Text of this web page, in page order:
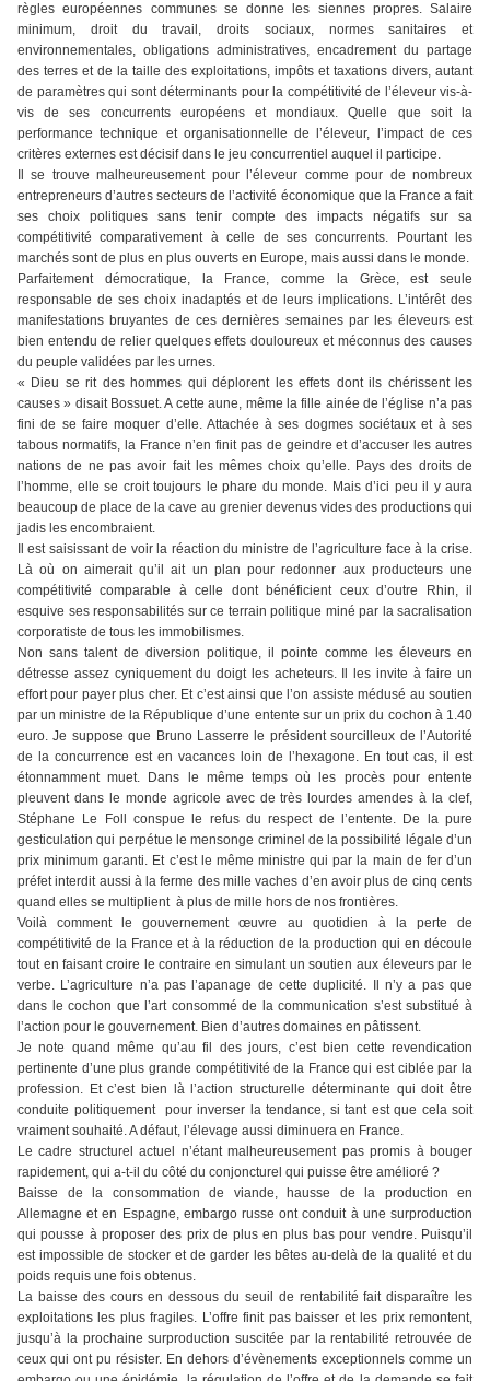
règles européennes communes se donne les siennes propres. Salaire
minimum, droit du travail, droits sociaux, normes sanitaires et
environnementales, obligations administratives, encadrement du partage
des terres et de la taille des exploitations, impôts et taxations divers, autant
de paramètres qui sont déterminants pour la compétitivité de l’éleveur vis-à-
vis de ses concurrents européens et mondiaux. Quelle que soit la
performance technique et organisationnelle de l’éleveur, l’impact de ces
critères externes est décisif dans le jeu concurrentiel auquel il participe.
Il se trouve malheureusement pour l’éleveur comme pour de nombreux
entrepreneurs d’autres secteurs de l’activité économique que la France a fait
ses choix politiques sans tenir compte des impacts négatifs sur sa
compétitivité comparativement à celle de ses concurrents. Pourtant les
marchés sont de plus en plus ouverts en Europe, mais aussi dans le monde.
Parfaitement démocratique, la France, comme la Grèce, est seule
responsable de ses choix inadaptés et de leurs implications. L’intérêt des
manifestations bruyantes de ces dernières semaines par les éleveurs est
bien entendu de relier quelques effets douloureux et méconnus des causes
du peuple validées par les urnes.
« Dieu se rit des hommes qui déplorent les effets dont ils chérissent les
causes » disait Bossuet. A cette aune, même la fille ainée de l’église n’a pas
fini de se faire moquer d’elle. Attachée à ses dogmes sociétaux et à ses
tabous normatifs, la France n’en finit pas de geindre et d’accuser les autres
nations de ne pas avoir fait les mêmes choix qu’elle. Pays des droits de
l’homme, elle se croit toujours le phare du monde. Mais d’ici peu il y aura
beaucoup de place de la cave au grenier devenus vides des productions qui
jadis les encombraient.
Il est saisissant de voir la réaction du ministre de l’agriculture face à la crise.
Là où on aimerait qu’il ait un plan pour redonner aux producteurs une
compétitivité comparable à celle dont bénéficient ceux d’outre Rhin, il
esquive ses responsabilités sur ce terrain politique miné par la sacralisation
corporatiste de tous les immobilismes.
Non sans talent de diversion politique, il pointe comme les éleveurs en
détresse assez cyniquement du doigt les acheteurs. Il les invite à faire un
effort pour payer plus cher. Et c’est ainsi que l’on assiste médusé au soutien
par un ministre de la République d’une entente sur un prix du cochon à 1.40
euro. Je suppose que Bruno Lasserre le président sourcilleux de l’Autorité
de la concurrence est en vacances loin de l’hexagone. En tout cas, il est
étonnamment muet. Dans le même temps où les procès pour entente
pleuvent dans le monde agricole avec de très lourdes amendes à la clef,
Stéphane Le Foll conspue le refus du respect de l’entente. De la pure
gesticulation qui perpétue le mensonge criminel de la possibilité légale d’un
prix minimum garanti. Et c’est le même ministre qui par la main de fer d’un
préfet interdit aussi à la ferme des mille vaches d’en avoir plus de cinq cents
quand elles se multiplient à plus de mille hors de nos frontières.
Voilà comment le gouvernement œuvre au quotidien à la perte de
compétitivité de la France et à la réduction de la production qui en découle
tout en faisant croire le contraire en simulant un soutien aux éleveurs par le
verbe. L’agriculture n’a pas l’apanage de cette duplicité. Il n’y a pas que
dans le cochon que l’art consommé de la communication s’est substitué à
l’action pour le gouvernement. Bien d’autres domaines en pâtissent.
Je note quand même qu’au fil des jours, c’est bien cette revendication
pertinente d’une plus grande compétitivité de la France qui est ciblée par la
profession. Et c’est bien là l’action structurelle déterminante qui doit être
conduite politiquement pour inverser la tendance, si tant est que cela soit
vraiment souhaité. A défaut, l’élevage aussi diminuera en France.
Le cadre structurel actuel n’étant malheureusement pas promis à bouger
rapidement, qui a-t-il du côté du conjoncturel qui puisse être amélioré ?
Baisse de la consommation de viande, hausse de la production en
Allemagne et en Espagne, embargo russe ont conduit à une surproduction
qui pousse à proposer des prix de plus en plus bas pour vendre. Puisqu’il
est impossible de stocker et de garder les bêtes au-delà de la qualité et du
poids requis une fois obtenus.
La baisse des cours en dessous du seuil de rentabilité fait disparaître les
exploitations les plus fragiles. L’offre finit pas baisser et les prix remontent,
jusqu’à la prochaine surproduction suscitée par la rentabilité retrouvée de
ceux qui ont pu résister. En dehors d’évènements exceptionnels comme un